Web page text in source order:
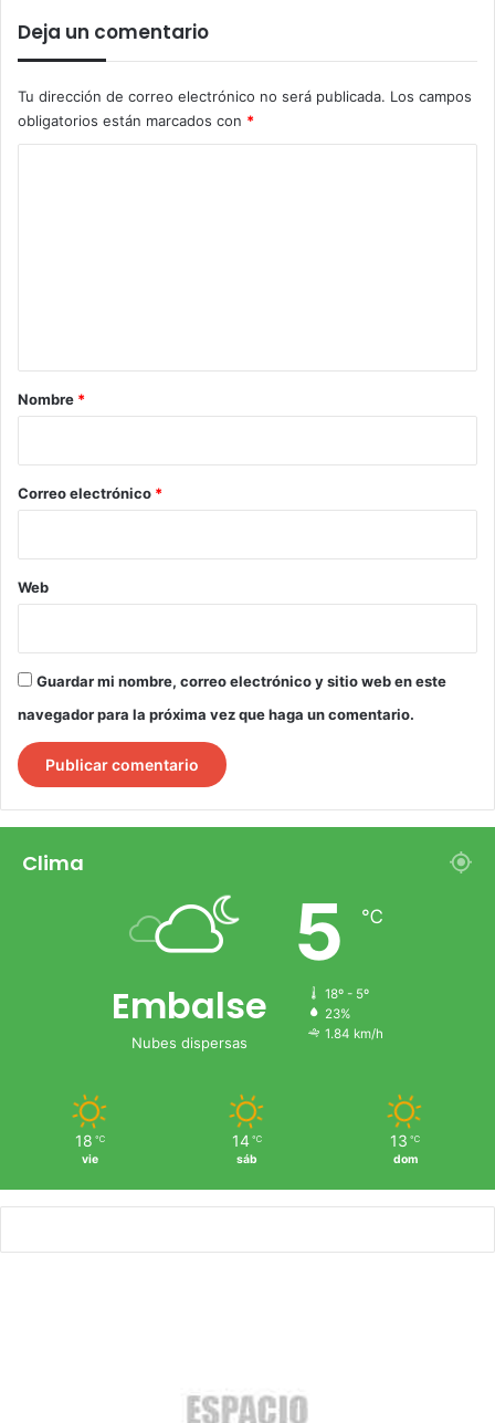
Deja un comentario
Tu dirección de correo electrónico no será publicada. Los campos
obligatorios están marcados con *
r
*
Nombre *
Correo electrónico *
Web
Guardar mi nombre, correo electrónico y sitio web en este
navegador para la próxima vez que haga un comentario.
Clima
Embalse
Nubes dispersas
5 ℃
18º - 5º
23%
1.84 km/h
18 ℃
vie
14 ℃
sáb
13 ℃
dom